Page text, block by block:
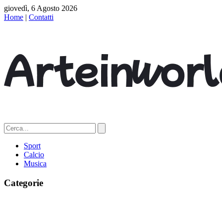
giovedì, 6 Agosto 2026
Home | Contatti
Sport
Calcio
Musica
Categorie